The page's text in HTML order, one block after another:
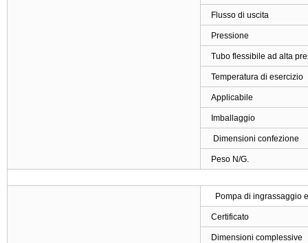
Flusso di uscita
Pressione
Tubo flessibile ad alta
Temperatura di esercizio
Applicabile
Imballaggio
Dimensioni confezione
Peso N/G.
Pompa di ingrassaggio
Certificato
Dimensioni complessive